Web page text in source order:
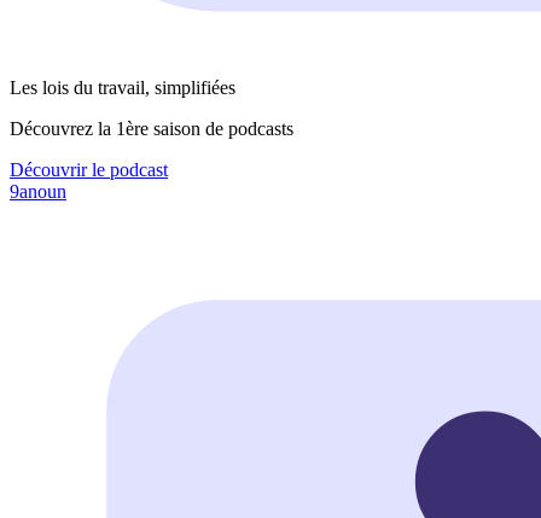
Les lois du travail, simplifiées
Découvrez la 1ère saison de podcasts
Découvrir le podcast
9anoun